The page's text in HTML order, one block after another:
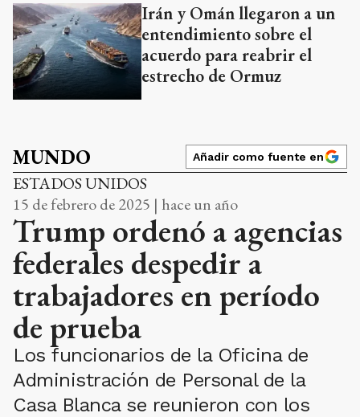
Irán y Omán llegaron a un
entendimiento sobre el
acuerdo para reabrir el
estrecho de Ormuz
MUNDO Añadir como fuente en
ESTADOS UNIDOS
15 de febrero de 2025 | hace un año
Trump ordenó a agencias
federales despedir a
trabajadores en período
de prueba
Los funcionarios de la Oficina de
Administración de Personal de la
Casa Blanca se reunieron con los